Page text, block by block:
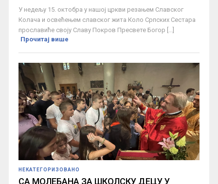
У недељу 15. октобра у нашој цркви резањем Славског
Колача и освећењем славског жита Коло Српских Сестара
прославиће своју Славу Покров Пресвете Богор [...]
Прочитај више
НЕКАТЕГОРИЗОВАНО
СА МОЛЕБАНА ЗА ШКОЛСКУ ДЕЦУ У